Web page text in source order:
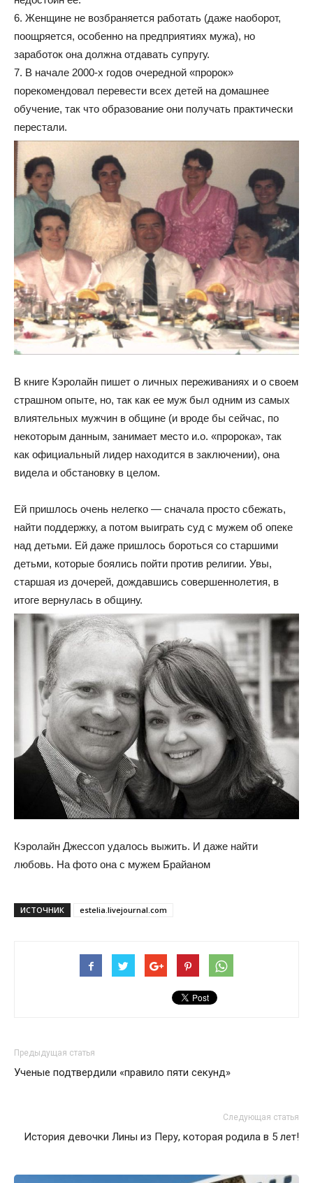
6. Женщине не возбраняется работать (даже наоборот,
поощряется, особенно на предприятиях мужа), но
заработок она должна отдавать супругу.
7. В начале 2000-х годов очередной «пророк»
порекомендовал перевести всех детей на домашнее
обучение, так что образование они получать практически
перестали.
В книге Кэролайн пишет о личных переживаниях и о своем
страшном опыте, но, так как ее муж был одним из самых
влиятельных мужчин в общине (и вроде бы сейчас, по
некоторым данным, занимает место и.о. «пророка», так
как официальный лидер находится в заключении), она
видела и обстановку в целом.
Ей пришлось очень нелегко — сначала просто сбежать,
найти поддержку, а потом выиграть суд с мужем об опеке
над детьми. Ей даже пришлось бороться со старшими
детьми, которые боялись пойти против религии. Увы,
старшая из дочерей, дождавшись совершеннолетия, в
итоге вернулась в общину.
Кэролайн Джессоп удалось выжить. И даже найти
любовь. На фото она с мужем Брайаном
ИСТОЧНИК estelia.livejournal.com
Предыдущая статья
Ученые подтвердили «правило пяти секунд»
Следующая статья
История девочки Лины из Перу, которая родила в 5 лет!